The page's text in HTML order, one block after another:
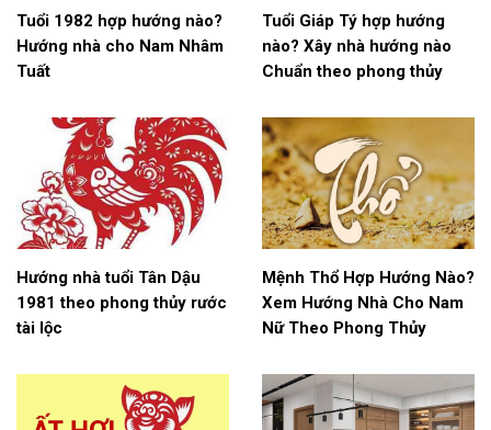
Tuổi 1982 hợp hướng nào?
Hướng nhà cho Nam Nhâm
Tuất
Tuổi Giáp Tý hợp hướng
nào? Xây nhà hướng nào
Chuẩn theo phong thủy
Hướng nhà tuổi Tân Dậu
1981 theo phong thủy rước
tài lộc
Mệnh Thổ Hợp Hướng Nào?
Xem Hướng Nhà Cho Nam
Nữ Theo Phong Thủy